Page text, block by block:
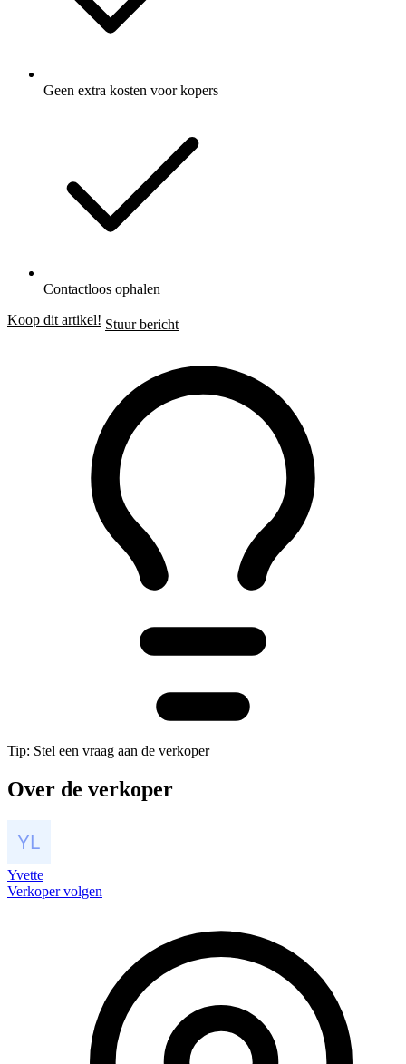
Geen extra kosten voor kopers
Contactloos ophalen
Koop dit artikel! Stuur bericht
Tip: Stel een vraag aan de verkoper
Over de verkoper
Yvette
Verkoper volgen